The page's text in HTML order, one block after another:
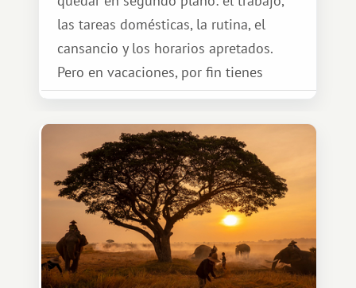
las tareas domésticas, la rutina, el
cansancio y los horarios apretados.
Pero en vacaciones, por fin tienes
espacio para dos y ganas de hacer algo
especial por tu pareja. No tiene por
qué ser algo grandioso, pero sí algo
cálido y memorable.